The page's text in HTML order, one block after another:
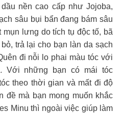
nền cao cấp như Jojoba,
sâu bụi bẩn đang bám sâu
mụn lưng do tích tụ độc tố, bã
trả lại cho bạn làn da sạch
đi nỗi lo phai màu tóc với
Với những bạn có mái tóc
theo thời gian và mất đi độ
đề mà bạn mong muốn khắc
Minu thì ngoài việc giúp làm